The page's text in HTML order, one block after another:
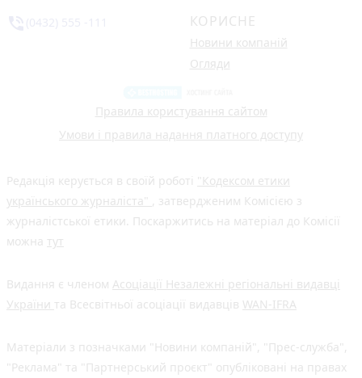
КОРИСНЕ
Новини компаній
Огляди
Правила користування сайтом
Умови і правила надання платного доступу
Редакція керується в своїй роботі "Кодексом етики
українського журналіста"
, затвердженим Комісією з
журналістської етики. Поскаржитись на матеріал до Комісії
можна тут
Видання є членом Асоціації Незалежні регіональні видавці
України та Всесвітньої асоціації видавців WAN-IFRA
Матеріали з позначками "Новини компаній", "Прес-служба",
"Реклама" та "Партнерський проєкт" опубліковані на правах